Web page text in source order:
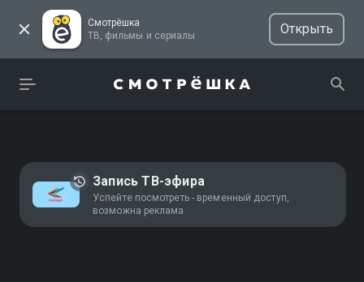
Смотрёшка
ТВ, фильмы и сериалы
Открыть
Запись ТВ-эфира
Успейте посмотреть - временный доступ,
возможна реклама